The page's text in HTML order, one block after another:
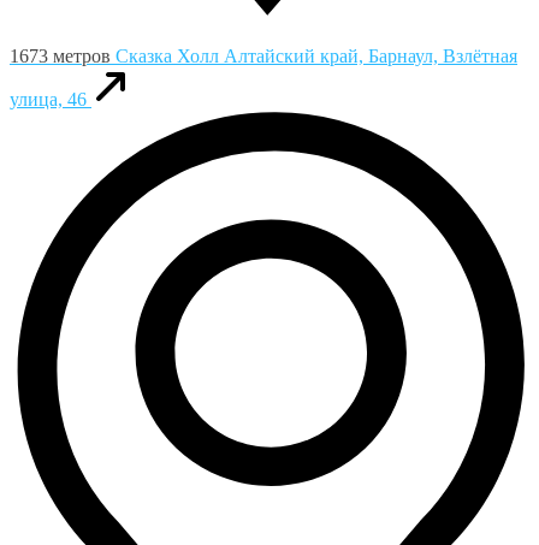
1673 метров Сказка Холл Алтайский край, Барнаул, Взлётная
улица, 46